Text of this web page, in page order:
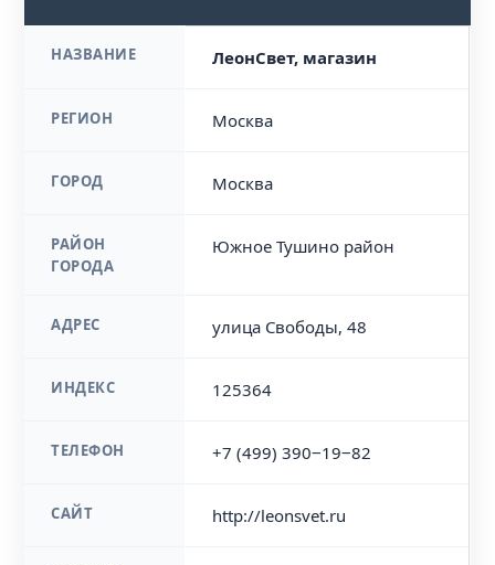
НАЗВАНИЕ ЛеонСвет, магазин
РЕГИОН Москва
ГОРОД Москва
РАЙОН
ГОРОДА
Южное Тушино район
АДРЕС улица Свободы, 48
ИНДЕКС 125364
ТЕЛЕФОН +7 (499) 390‒19‒82
САЙТ http://leonsvet.ru